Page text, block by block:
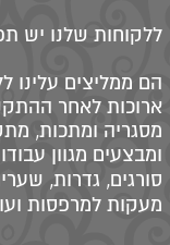
ללקוחות שלנו יש
הם ממליצים עלינו
ארוכות לאחר
מסגריה ומתכות,
ומבצעים מגוון
סורגים, גדרות,
מעקות למרפסות